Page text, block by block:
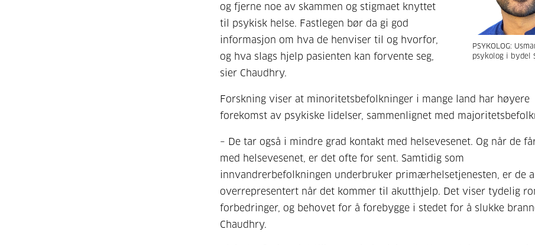
PSYKOLOG:
psykolog i bydel
og fjerne noe av skammen og stigmaet knyttet
til psykisk helse. Fastlegen bør da gi god
informasjon om hva de henviser til og hvorfor,
og hva slags hjelp pasienten kan forvente seg,
sier Chaudhry.
Forskning viser at minoritetsbefolkninger i mange land har høyere
forekomst av psykiske lidelser, sammenlignet med
– De tar også i mindre grad kontakt med helsevesenet. Og når de
med helsevesenet, er det ofte for sent. Samtidig som
innvandrerbefolkningen underbruker primærhelsetjenesten, er de
overrepresentert når det kommer til akutthjelp. Det viser tydelig
forbedringer, og behovet for å forebygge i stedet for å slukke
Chaudhry.